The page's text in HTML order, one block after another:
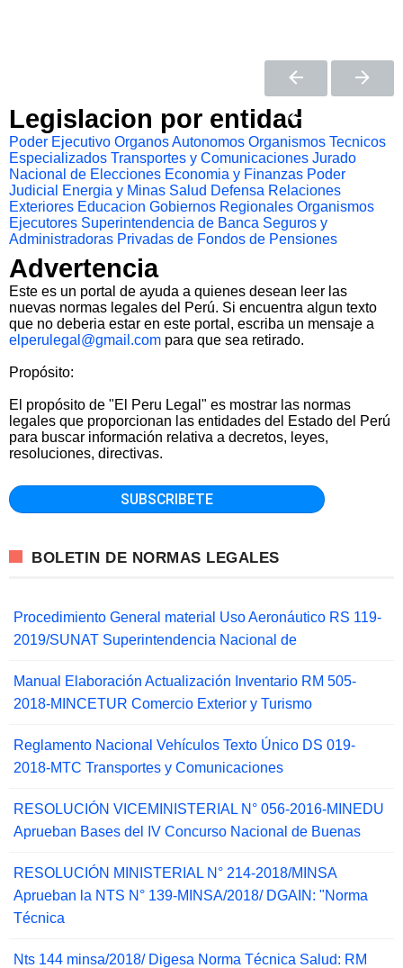
Legislacion por entidad
Poder Ejecutivo Organos Autonomos Organismos Tecnicos
Especializados Transportes y Comunicaciones Jurado
Nacional de Elecciones Economia y Finanzas Poder
Judicial
Energia y Minas Salud Defensa Relaciones
Exteriores Educacion Gobiernos Regionales Organismos
Ejecutores Superintendencia de Banca Seguros y
Administradoras Privadas de Fondos de Pensiones
Advertencia
Este es un portal de ayuda a quienes desean leer las
nuevas normas legales del Perú. Si encuentra algun texto
que no deberia estar en este portal, escriba un mensaje a
elperulegal@gmail.com para que sea retirado.
Propósito:
El propósito de "El Peru Legal" es mostrar las normas
legales que proporcionan las entidades del Estado del Perú
para buscar información relativa a decretos, leyes,
resoluciones, directivas.
BOLETIN DE NORMAS LEGALES
Procedimiento General material Uso Aeronáutico RS 119-
2019/SUNAT Superintendencia Nacional de
Manual Elaboración Actualización Inventario RM 505-
2018-MINCETUR Comercio Exterior y Turismo
Reglamento Nacional Vehículos Texto Único DS 019-
2018-MTC Transportes y Comunicaciones
RESOLUCIÓN VICEMINISTERIAL N° 056-2016-MINEDU
Aprueban Bases del IV Concurso Nacional de Buenas
RESOLUCIÓN MINISTERIAL N° 214-2018/MINSA
Aprueban la NTS N° 139-MINSA/2018/ DGAIN: "Norma
Técnica
Nts 144 minsa/2018/ Digesa Norma Técnica Salud: RM